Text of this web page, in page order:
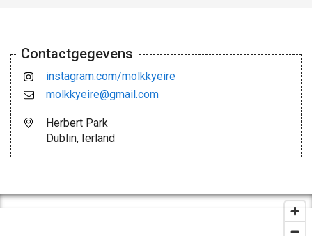
Contactgegevens
instagram.com/molkkyeire
molkkyeire@gmail.com
Herbert Park
Dublin, Ierland